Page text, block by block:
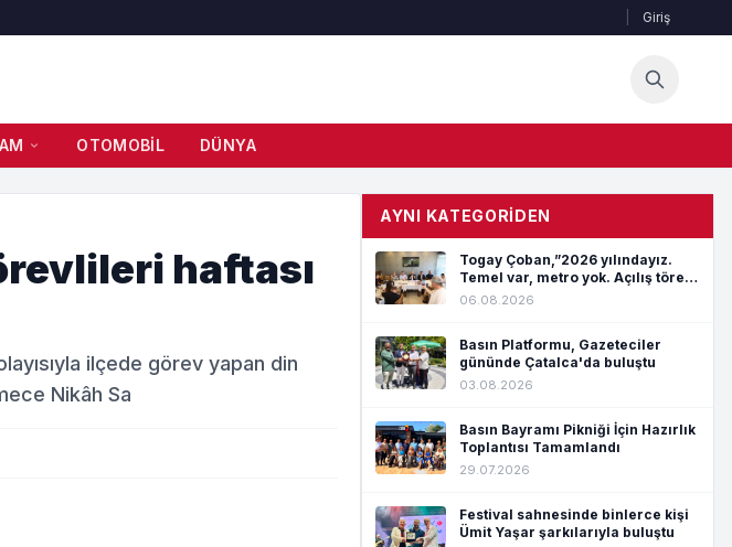
Giriş
OTOMOBIL DÜNYA
haftası
ilçede görev yapan din
Nikâh Sa
AYNI KATEGORIDEN
Togay Çoban,”2026 yılındayız.
Temel var, metro yok. Açılış töreni
var, hizmet yok”
06.08.2026
Basın Platformu, Gazeteciler
gününde Çatalca'da buluştu
03.08.2026
Basın Bayramı Pikniği İçin Hazırlık
Toplantısı Tamamlandı
29.07.2026
Festival sahnesinde binlerce kişi
Ümit Yaşar şarkılarıyla buluştu